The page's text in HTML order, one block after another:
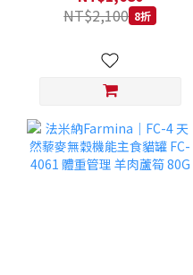
糧 4.1公斤 成貓 無穀貓飼
料
NT$2,100 8折